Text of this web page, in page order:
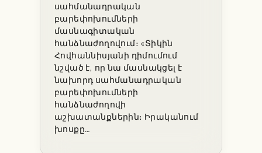
սահմանադրական
բարեփոխումների
մասնագիտական
հանձնաժողովում։ «Տիկին
Հովհաննիսյանի դիմումում
նշված է, որ նա մասնակցել է
նախորդ սահմանադրական
բարեփոխումների
հանձնաժողովի
աշխատանքներին։ Իրականում
խոսքը…